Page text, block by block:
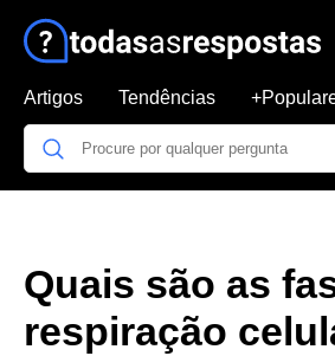
Artigos Tendências
Quais são as
respiração